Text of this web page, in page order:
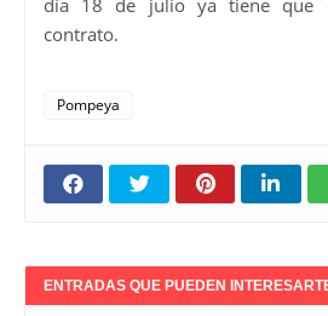
contrato.
Pompeya
ENTRADAS QUE PUEDEN